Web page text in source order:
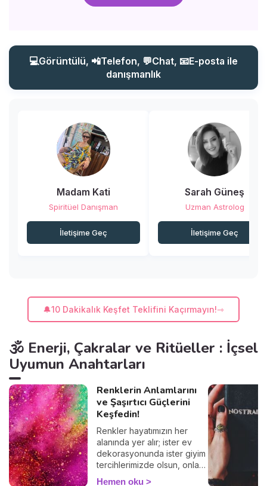
💻Görüntülü, 📲Telefon, 💬Chat, 📧E-posta ile
danışmanlık
Madam Kati
Spiritüel Danışman
İletişime Geç
Sarah Güneş
Uzman Astrolog
İletişime Geç
🔔10 Dakikalık Keşfet Teklifini Kaçırmayın!
🕉️ Enerji, Çakralar ve Ritüeller : İçsel
Uyumun Anahtarları
Renklerin Anlamlarını
ve Şaşırtıcı Güçlerini
Keşfedin!
Renkler hayatımızın her
alanında yer alır; ister ev
dekorasyonunda ister giyim
tercihlerimizde olsun, onları
her gün kullanırız. Ancak
Hemen oku